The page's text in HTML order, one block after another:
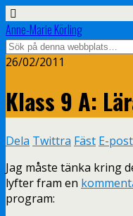
Anne-Marie Körling
26/02/2011
Klass 9 A:
Dela Twittra Fäst E-post
Jag måste tänka kring
lyfter fram en
program: